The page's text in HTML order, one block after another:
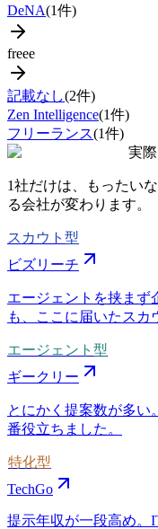
DeNA(1件)
freee
記載なし(2件)
Zen Intelligence(1件)
フリーランス(1件)
実
1社だけは、もったい
る会社が変わります。
スカウト型
ビズリーチ
エージェントを挟まず
も、ここに届いたスカ
エージェント型
ギークリー
とにかく提案数が多い
番役立ちました。
特化型
TechGo
提示年収が一段高め。